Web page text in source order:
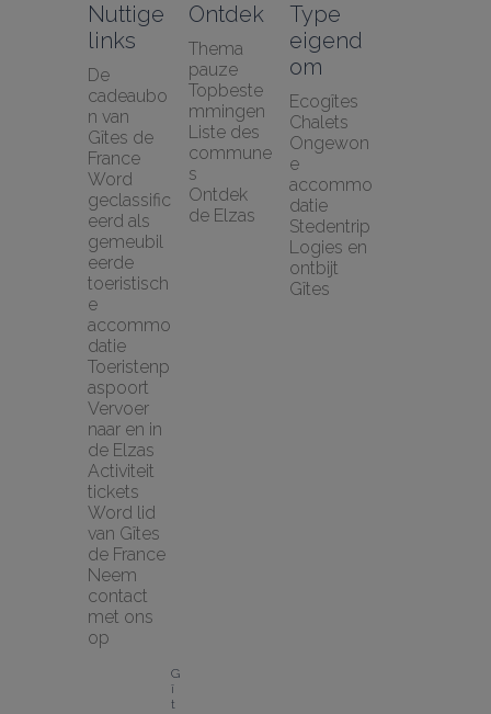
Nuttige
links
De
cadeaubo
n van
Gîtes de
France
Word
geclassific
eerd als
gemeubil
eerde
toeristisch
e
accommo
datie
Toeristenp
aspoort
Vervoer
naar en in
de Elzas
Activiteit
tickets
Word lid
van Gîtes
de France
Neem
contact
met ons
op
Ontdek
Thema
pauze
Topbeste
mmingen
Liste des
commune
s
Ontdek
de Elzas
Type
eigend
om
Ecogîtes
Chalets
Ongewon
e
accommo
datie
Stedentrip
Logies en
ontbijt
Gîtes
G
î
t